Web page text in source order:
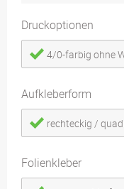
Druckoptionen
4/0-farbig ohne
Aufkleberform
rechteckig /
Folienkleber